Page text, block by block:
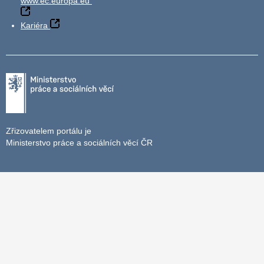
Kariéra
Zřizovatelem portálu je
Ministerstvo práce a sociálních věcí ČR